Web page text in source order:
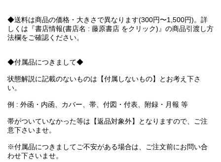
◆送料は商品の価格・大きさで異なります(300円〜1,500円)。詳
しくは『書店情報(書店名 : 藤原書店 をクリック)』の商品引渡し方
法欄をご確認ください。
◆付属品につきまして◆
状態解説に記載のないものは【付属しないもの】とお考え下さ
い。
例 : 外函・内函、カバー、帯、付図・付表、附録・月報 等
帯がついていなかった等は【返品対象外】となりますので、ご注
意下さいませ。
※付属品につきましてご不安がある場合は、ご注文前にお問い合
わせ下さいませ。